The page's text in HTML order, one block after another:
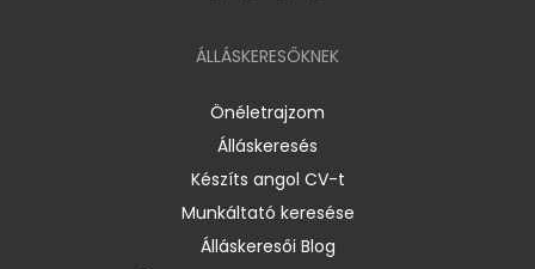
ÁLLÁSKERESŐKNEK
Önéletrajzom
Álláskeresés
Készíts angol CV-t
Munkáltató keresése
Álláskeresői Blog